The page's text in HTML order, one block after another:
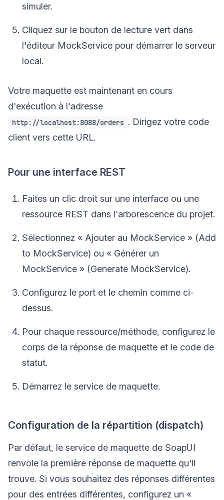
simuler.
Cliquez sur le bouton de lecture vert dans
l'éditeur MockService pour démarrer le serveur
local.
Votre maquette est maintenant en cours
d'exécution à l'adresse
http://localhost:8088/orders . Dirigez votre code
client vers cette URL.
Pour une interface REST
Faites un clic droit sur une interface ou une
ressource REST dans l'arborescence du projet.
Sélectionnez « Ajouter au MockService » (Add
to MockService) ou « Générer un
MockService » (Generate MockService).
Configurez le port et le chemin comme ci-
dessus.
Pour chaque ressource/méthode, configurez le
corps de la réponse de maquette et le code de
statut.
Démarrez le service de maquette.
Configuration de la répartition (dispatch)
Par défaut, le service de maquette de SoapUI
renvoie la première réponse de maquette qu'il
trouve. Si vous souhaitez des réponses différentes
pour des entrées différentes, configurez un «